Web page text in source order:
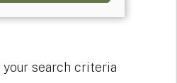
search criteria